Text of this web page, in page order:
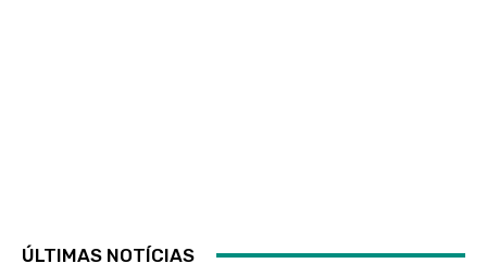
ÚLTIMAS NOTÍCIAS